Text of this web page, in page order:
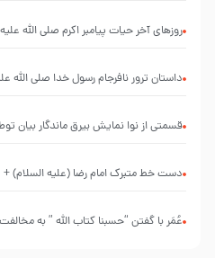
با
زیبا و
روزهای آخر حیات پیامبر اکرم صلی الله
‌‌‌‌‌‌‌داستان ترور نافرجام رسول خدا صلی الله
قسمتی از نوا نمایش بیرق ماندگار بیان
دست خط متبرک امام رضا (علیه السلام)
عُمَر با گفتن “حسبنا كتاب اللّه ” به